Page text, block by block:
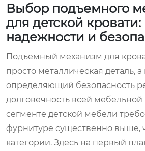
Выбор подъемного
для детской
надежности и
Подъемный механизм для
просто металлическая деталь,
определяющий безопасность
долговечность всей мебельной
сегменте детской мебели
фурнитуре существенно выше,
категории. Здесь на первый